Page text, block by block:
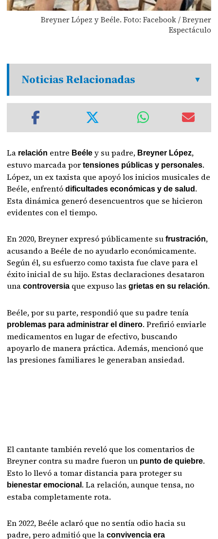
Breyner López y Beéle. Foto: Facebook / Breyner
Espectáculo
Noticias Relacionadas
La relación entre Beéley su padre, Breyner López,
estuvo marcada portensiones públicas y personales.
López, un ex taxista que apoyó los inicios musicales de
Beéle, enfrentódificultades económicas y de salud .
Esta dinámica generó desencuentros que se hicieron
evidentes con el tiempo.
En 2020, Breyner expresó públicamente sufrustración,
acusando a Beéle de no ayudarlo económicamente.
Según él, su esfuerzo como taxista fue clave para el
éxito inicial de su hijo. Estas declaraciones desataron
unacontroversia que expuso lasgrietas en su relación.
Beéle, por su parte, respondió que su padre tenía
problemas para administrar el dinero. Prefirió enviarle
medicamentos en lugar de efectivo, buscando
apoyarlo de manera práctica. Además, mencionó que
las presiones familiares le generaban ansiedad.
El cantante también reveló que los comentarios de
Breyner contra su madre fueron un punto de quiebre.
Esto lo llevó a tomar distancia para proteger su
bienestar emocional . La relación, aunque tensa, no
estaba completamente rota.
En 2022, Beéle aclaró que no sentía odio hacia su
padre, pero admitió que laconvivencia era